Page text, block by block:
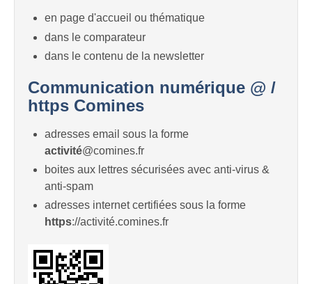
en page d'accueil ou thématique
dans le comparateur
dans le contenu de la newsletter
Communication numérique @ /
https Comines
adresses email sous la forme
activité@comines.fr
boites aux lettres sécurisées avec anti-virus &
anti-spam
adresses internet certifiées sous la forme
https://activité.comines.fr